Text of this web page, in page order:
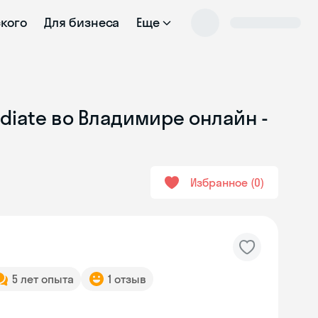
Для бизнеса Еще
во Владимире онлайн -
Избранное 0
5 лет опыта 1 отзыв